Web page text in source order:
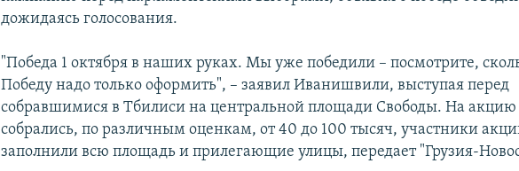
дожидаясь голосования.
"Победа 1 октября в наших руках. Мы уже победили – посмотрите,
Победу надо только оформить", – заявил Иванишвили, выступая перед
собравшимися в Тбилиси на центральной площади Свободы. На акцию
собрались, по различным оценкам, от 40 до 100 тысяч, участники
заполнили всю площадь и прилегающие улицы, передает "Грузия-